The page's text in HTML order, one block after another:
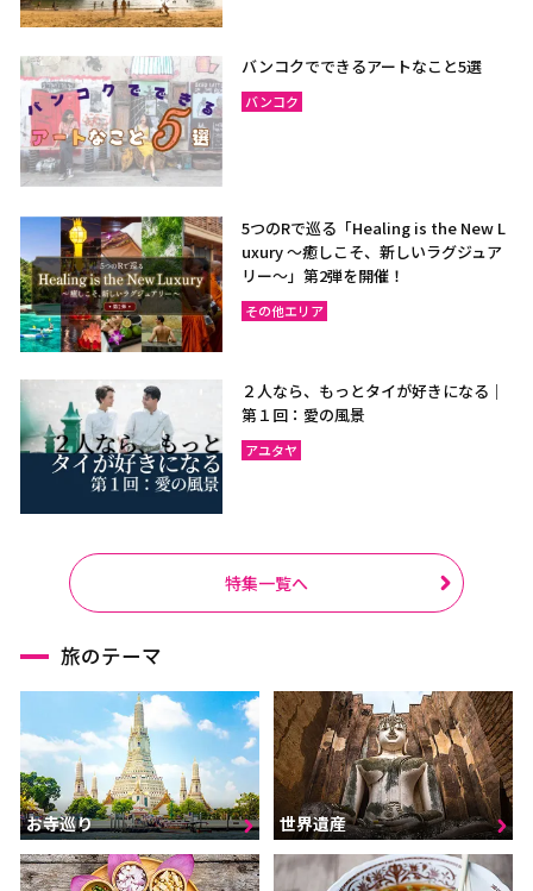
バンコクでできるアートなこと5選
バンコク
5つのRで巡る「Healing is the New L
uxury ～癒しこそ、新しいラグジュア
リー〜」第2弾を開催！
その他エリア
２人なら、もっとタイが好きになる｜
第１回：愛の風景
アユタヤ
特集一覧へ
旅のテーマ
お寺巡り 世界遺産